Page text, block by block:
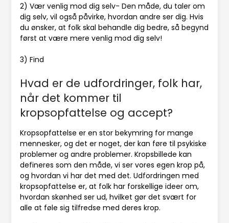
2) Vær venlig mod dig selv- Den måde, du taler om
dig selv, vil også påvirke, hvordan andre ser dig. Hvis
du ønsker, at folk skal behandle dig bedre, så begynd
først at være mere venlig mod dig selv!
3) Find
Hvad er de udfordringer, folk har,
når det kommer til
kropsopfattelse og accept?
Kropsopfattelse er en stor bekymring for mange
mennesker, og det er noget, der kan føre til psykiske
problemer og andre problemer. Kropsbillede kan
defineres som den måde, vi ser vores egen krop på,
og hvordan vi har det med det. Udfordringen med
kropsopfattelse er, at folk har forskellige ideer om,
hvordan skønhed ser ud, hvilket gør det svært for
alle at føle sig tilfredse med deres krop.